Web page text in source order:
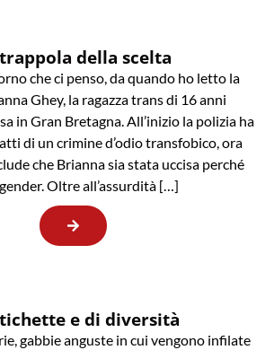
della scelta
che ci penso, da quando ho letto la
Ghey, la ragazza trans di 16 anni
in Gran Bretagna. All’inizio la polizia ha
di un crimine d’odio transfobico, ora
che Brianna sia stata uccisa perché
Oltre all’assurdità […]
e di diversità
gabbie anguste in cui vengono infilate